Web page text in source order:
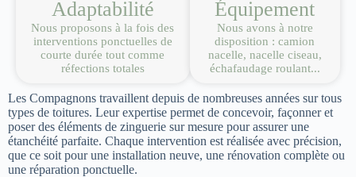
Adaptabilité
Nous proposons à la fois des
interventions ponctuelles de
courte durée tout comme
réfections totales
Équipement
Nous avons à notre
disposition : camion
nacelle, nacelle ciseau,
échafaudage roulant...
Les Compagnons travaillent depuis de nombreuses années sur tous
types de toitures. Leur expertise permet de concevoir, façonner et
poser des éléments de zinguerie sur mesure pour assurer une
étanchéité parfaite. Chaque intervention est réalisée avec précision,
que ce soit pour une installation neuve, une rénovation complète ou
une réparation ponctuelle.